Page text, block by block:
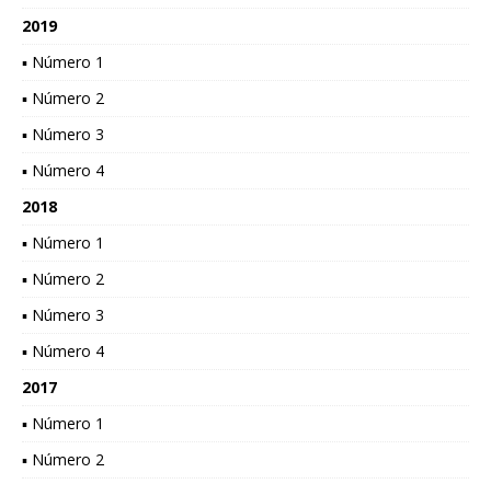
2019
▪ Número 1
▪ Número 2
▪ Número 3
▪ Número 4
2018
▪ Número 1
▪ Número 2
▪ Número 3
▪ Número 4
2017
▪ Número 1
▪ Número 2